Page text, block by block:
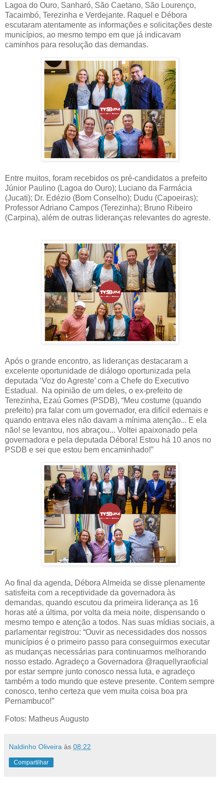
Lagoa do Ouro, Sanharó, São Caetano, São Lourenço,
Tacaimbó, Terezinha e Verdejante. Raquel e Débora
escutaram atentamente as informações e solicitações deste
municípios, ao mesmo tempo em que já indicavam
caminhos para resolução das demandas.
Entre muitos, foram recebidos os pré-candidatos a prefeito
Júnior Paulino (Lagoa do Ouro); Luciano da Farmácia
(Jucati); Dr. Edézio (Bom Conselho); Dudu (Capoeiras);
Professor Adriano Campos (Terezinha); Bruno Ribeiro
(Carpina), além de outras lideranças relevantes do agreste.
Após o grande encontro, as lideranças destacaram a
excelente oportunidade de diálogo oportunizada pela
deputada ‘Voz do Agreste’ com a Chefe do Executivo
Estadual. Na opinião de um deles, o ex-prefeito de
Terezinha, Ezaú Gomes (PSDB), “Meu costume (quando
prefeito) pra falar com um governador, era difícil edemais e
quando entrava eles não davam a mínima atenção... E ela
não! se levantou, nos abraçou... Voltei apaixonado pela
governadora e pela deputada Débora! Estou há 10 anos no
PSDB e sei que estou bem encaminhado!”
Ao final da agenda, Débora Almeida se disse plenamente
satisfeita com a receptividade da governadora às
demandas, quando escutou da primeira liderança as 16
horas até a última, por volta da meia noite, dispensando o
mesmo tempo e atenção a todos. Nas suas mídias sociais, a
parlamentar registrou: “Ouvir as necessidades dos nossos
municípios é o primeiro passo para conseguirmos executar
as mudanças necessárias para continuarmos melhorando
nosso estado. Agradeço a Governadora @raquellyraoficial
por estar sempre junto conosco nessa luta, e agradeço
também a todo mundo que esteve presente. Contem sempre
conosco, tenho certeza que vem muita coisa boa pra
Pernambuco!”
Fotos: Matheus Augusto
Naldinho Oliveira às 08:22
Compartilhar